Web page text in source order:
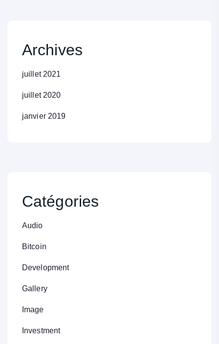
Archives
juillet 2021
juillet 2020
janvier 2019
Catégories
Audio
Bitcoin
Development
Gallery
Image
Investment